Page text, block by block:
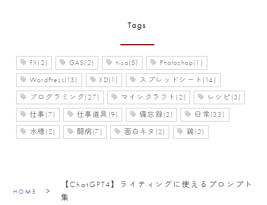
Tags
FX(2) GAS(2) nisa(5) Photoshop(1)
WordPress(13) XD(1) スプレッドシート(14)
プログラミング(27) マインクラフト(2) レシピ(3)
仕事(7) 仕事道具(9) 備忘録(2) 日常(33)
水槽(2) 闘病(7) 面白ネタ(2) 鶏(2)
HOME >
【ChatGPT4】ライティングに使えるプロンプト
集